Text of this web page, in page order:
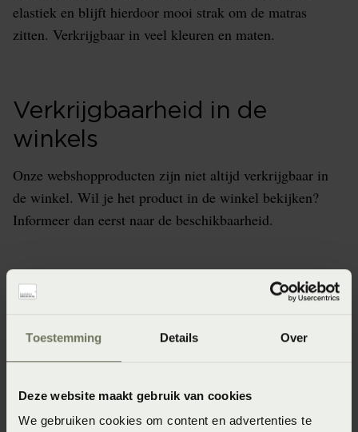
Toestemming Details Over
Deze website maakt gebruik van cookies
We gebruiken cookies om content en advertenties te
elastiek en blijft hierdoor mooi strak om de matras
zitten. Verkrijgbaar in veel kleuren en maten.
Verkrijgbaarheid in de
winkels
Onze webshopproducten zijn niet altijd verkrijgbaar in
de winkel. Wil je het product in de winkel bekijken?
Informeer dan eerst naar de beschikbaarheid.
Materiaal